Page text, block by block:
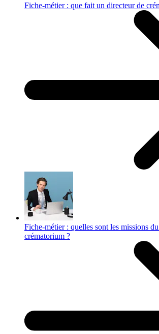
Fiche-métier : que fait un directeur de
Fiche-métier : quelles sont les missions
crématorium ?